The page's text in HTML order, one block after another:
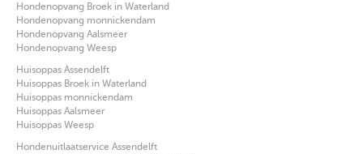
Hondenopvang Broek in Waterland
Hondenopvang monnickendam
Hondenopvang Aalsmeer
Hondenopvang Weesp
Huisoppas Assendelft
Huisoppas Broek in Waterland
Huisoppas monnickendam
Huisoppas Aalsmeer
Huisoppas Weesp
Hondenuitlaatservice Assendelft